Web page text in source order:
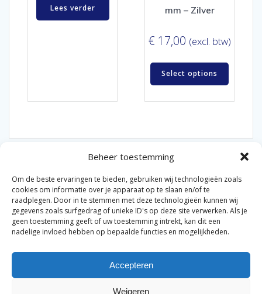
Beheer toestemming
Om de beste ervaringen te bieden, gebruiken wij technologieën zoals
cookies om informatie over je apparaat op te slaan en/of te
raadplegen. Door in te stemmen met deze technologieën kunnen wij
gegevens zoals surfgedrag of unieke ID's op deze site verwerken. Als je
geen toestemming geeft of uw toestemming intrekt, kan dit een
nadelige invloed hebben op bepaalde functies en mogelijkheden.
Accepteren
Weigeren
Lees verder
mm – Zilver
€ 17,00 (excl. btw)
Select options
© 2026 Van der Bel Las en Radiateurenbedrijf.
Privacyverklaring|Cookiebeleid|Retourbeleid|
Algemene voorwaarden voor consumenten
algemene voorwaarden
Disclaimer